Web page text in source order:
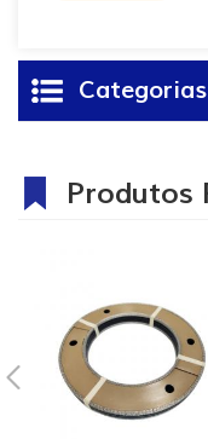
Categorias
Produtos